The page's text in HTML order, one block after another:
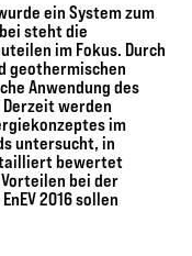
ein System zum
steht die
im Fokus. Durch
geothermischen
Anwendung des
werden
im
untersucht, in
bewertet
bei der
2016 sollen